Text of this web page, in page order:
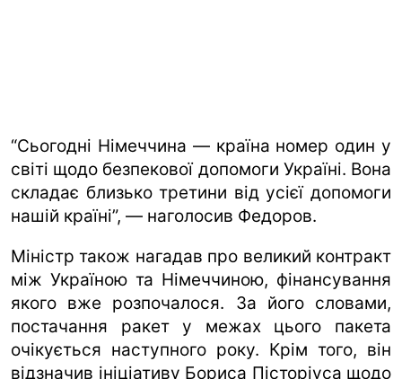
“Сьогодні Німеччина — країна номер один у
світі щодо безпекової допомоги Україні. Вона
складає близько третини від усієї допомоги
нашій країні”, — наголосив Федоров.
Міністр також нагадав про великий контракт
між Україною та Німеччиною, фінансування
якого вже розпочалося. За його словами,
постачання ракет у межах цього пакета
очікується наступного року. Крім того, він
відзначив ініціативу Бориса Пісторіуса щодо